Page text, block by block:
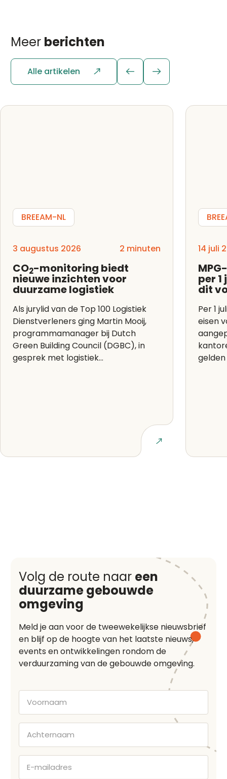
Meer berichten
Alle artikelen
BREEAM-NL
3 augustus 2026 2 minuten
CO2-monitoring biedt
nieuwe inzichten voor
duurzame logistiek
Als jurylid van de Top 100 Logistiek
Dienstverleners ging Martin Mooij,
programmamanager bij Dutch
Green Building Council (DGBC), in
gesprek met logistiek...
Lees artikel
14 juli
per
dit
Per 1
eisen
gelden
Volg de route naar een
duurzame gebouwde
omgeving
Meld je aan voor de tweewekelijkse nieuwsbrief
en blijf op de hoogte van het laatste nieuws,
events en ontwikkelingen rondom de
verduurzaming van de gebouwde omgeving.
Voornaam
Achternaam
E-
mailadres